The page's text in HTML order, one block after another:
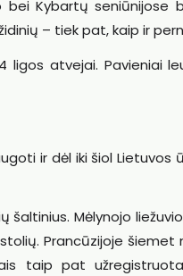
bei Kybartų seniūnijose
– tiek pat, kaip ir
ligos atvejai. Pavieniai
ir dėl iki šiol
Mėlynojo
Prancūzijoje šiemet
taip pat užregistruota